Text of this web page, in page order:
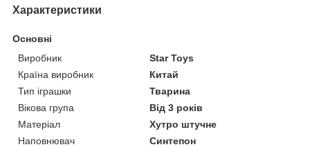
Характеристики
Основні
Виробник
Star Toys
Країна виробник
Китай
Тип іграшки
Тварина
Вікова група
Від 3 років
Матеріал
Хутро штучне
Наповнювач
Синтепон